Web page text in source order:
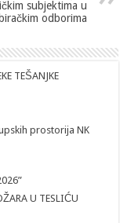
subjektima u
biračkim odborima
TEŠANJKE
prostorija NK
U TESLIĆU